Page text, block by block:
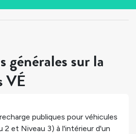
sur la
VÉ
publiques pour véhicules
2 et Niveau 3) à l'intérieur d'un